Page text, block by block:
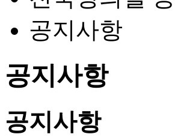
공지사항
공지사항
공지사항